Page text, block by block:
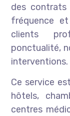
des contrats
fréquence
clients
ponctualité,
interventions.
Ce service
hôtels,
centres